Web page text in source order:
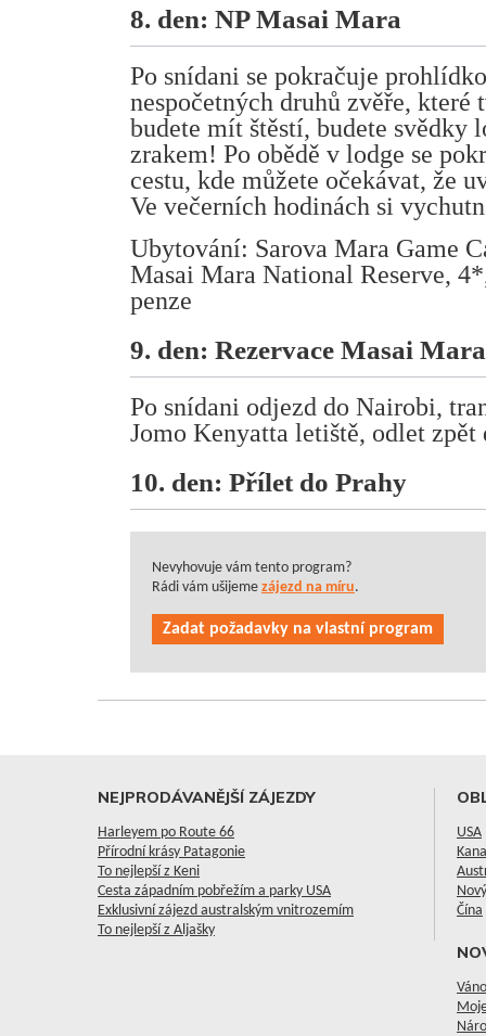
8. den: NP Masai Mara
Po snídani se pokračuje
nespočetných druhů zvěře,
budete mít štěstí, budete svědky
zrakem! Po obědě v lodge se
cestu, kde můžete očekávat, že
Ve večerních hodinách si
Ubytování: Sarova Mara Game
Masai Mara National Reserve,
penze
9. den: Rezervace Masai
Po snídani odjezd do Nairobi,
Jomo Kenyatta letiště, odlet zpět
10. den: Přílet do Prahy
Nevyhovuje vám tento program?
Rádi vám ušijeme zájezd na míru.
Zadat požadavky na vlastní program
NEJPRODÁVANĚJŠÍ ZÁJEZDY
Harleyem po Route 66
Přírodní krásy Patagonie
To nejlepší z Keni
Cesta západním pobřežím a parky USA
Exklusivní zájezd australským vnitrozemím
To nejlepší z Aljašky
USA
Čína